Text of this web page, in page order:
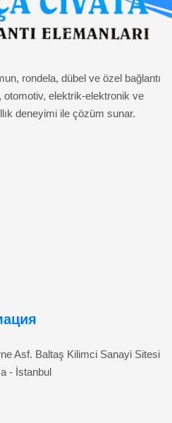
rondela, dübel ve özel bağlantı
otomotiv, elektrik-elektronik ve
deneyimi ile çözüm sunar.
Asf. Baltaş Kilimci Sanayi Sitesi
- İstanbul